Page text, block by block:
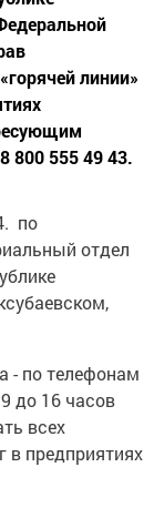
линии»
800 555 49 43.
по
отдел
- по телефонам
до 16 часов
всех
предприятиях